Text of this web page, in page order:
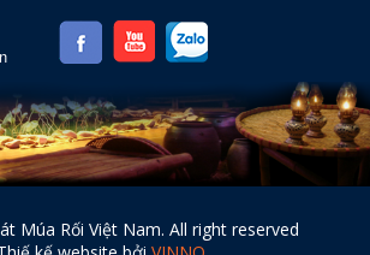
Múa Rối Việt Nam. All right reserved